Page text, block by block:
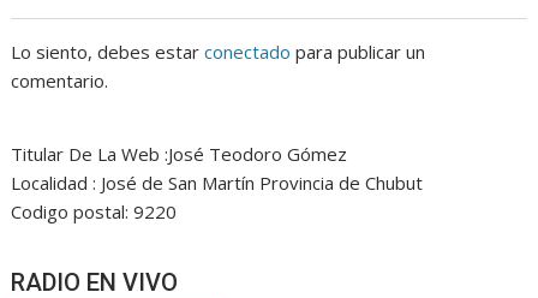
Lo siento, debes estarconectado para publicar un
comentario.
Titular De La Web :José Teodoro Gómez
Localidad : José de San Martín Provincia de Chubut
Codigo postal: 9220
RADIO EN VIVO